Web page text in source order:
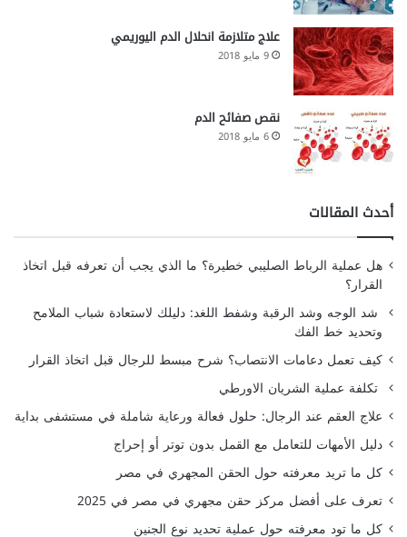
علاج متلازمة انحلال الدم اليوريمي
9 مايو 2018
نقص صفائح الدم
6 مايو 2018
أحدث المقالات
هل عملية الرباط الصليبي خطيرة؟ ما الذي يجب أن تعرفه قبل اتخاذ
القرار؟
شد الوجه وشد الرقبة وشفط اللغد: دليلك لاستعادة شباب الملامح
وتحديد خط الفك
كيف تعمل دعامات الانتصاب؟ شرح مبسط للرجال قبل اتخاذ القرار
تكلفة عملية الشريان الاورطي
علاج العقم عند الرجال: حلول فعالة ورعاية شاملة في مستشفى بداية
دليل الأمهات للتعامل مع القمل بدون توتر أو إحراج
كل ما تريد معرفته حول الحقن المجهري في مصر
تعرف على أفضل مركز حقن مجهري في مصر في 2025
كل ما تود معرفته حول عملية تحديد نوع الجنين